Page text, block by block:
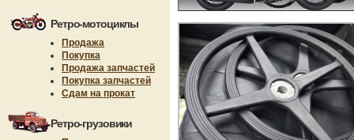
Ретро-мотоциклы
Продажа
Покупка
Продажа запчастей
Покупка запчастей
Сдам на прокат
Ретро-грузовики